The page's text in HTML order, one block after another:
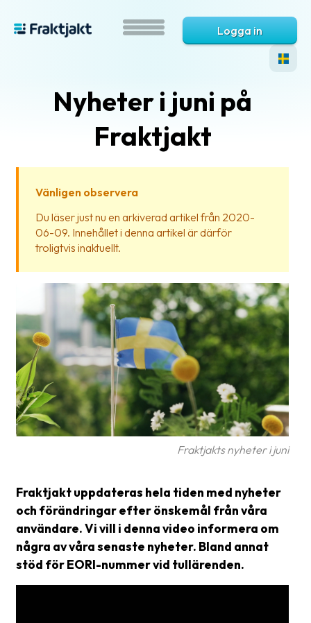
är
Fraktjakt?
Hjälp?
Vanliga
frågor
svar
Ordlista
Paketering
Frakthandlingar
Tulldeklarationer
Leveransvillkor
Upphämtningar
Logga in
Nyheter i juni på
Fraktjakt
Vänligen observera
Du läser just nu en arkiverad artikel från 2020-
06-09. Innehållet i denna artikel är därför
troligtvis inaktuellt.
Fraktjakts nyheter i juni
Fraktjakt uppdateras hela tiden med nyheter
och förändringar efter önskemål från våra
användare. Vi vill i denna video informera om
några av våra senaste nyheter. Bland annat
stöd för EORI-nummer vid tullärenden.